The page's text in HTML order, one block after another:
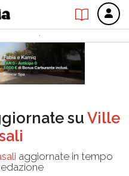
su Ville
aggiornate in tempo